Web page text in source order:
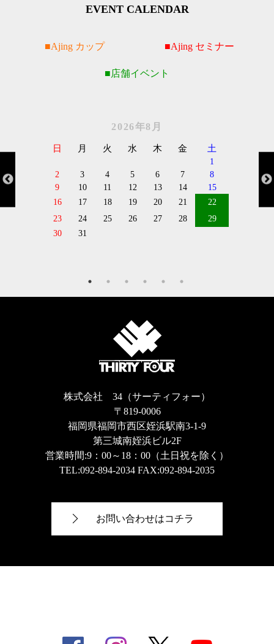
EVENT CALENDAR
Ajing カップ Ajing セミナー
店舗イベント
2026年8月
日 月 火 水 木 金 土
1
2
3 4 5 6 7
8
9
10 11 12 13 14
15
16
17 18 19 20 21
22
23
24 25 26 27 28
29
30
31
株式会社 34（サーティフォー）
〒819-0006
福岡県福岡市西区姪浜駅南3-1-9
第三城南姪浜ビル2F
営業時間:9：00～18：00（土日祝を除く）
TEL:092-894-2034 FAX:092-894-2035
お問い合わせはコチラ